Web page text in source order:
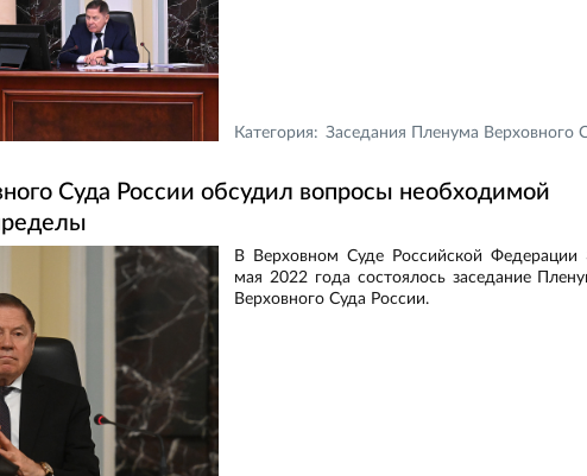
Категория: Заседания Пленума Верховного Суда Российской
Суда России обсудил вопросы необходимой
В Верховном Суде Российской Федерации
мая 2022 года состоялось заседание
Верховного Суда России.